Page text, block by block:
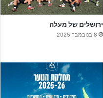
ירושלים של מעלה
8 בנובמבר 2025